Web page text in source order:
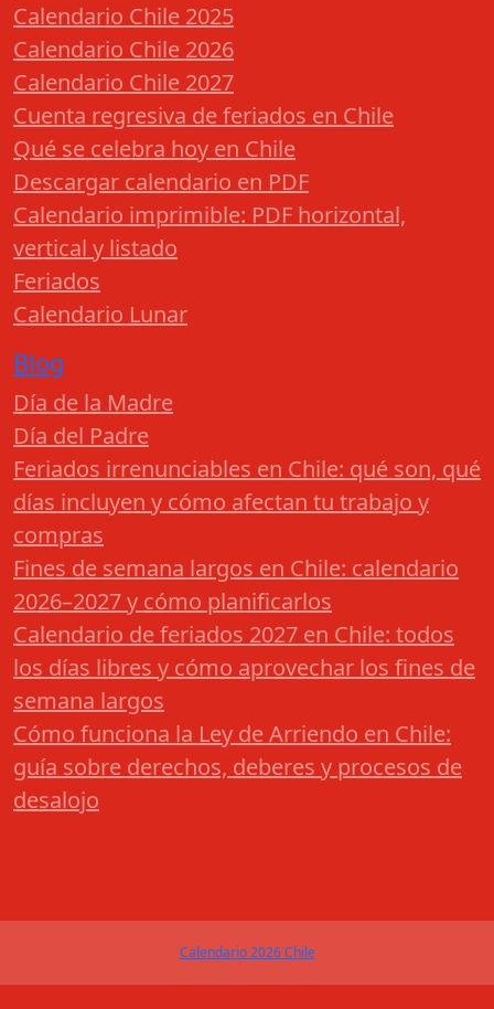
Calendario Chile 2025
Calendario Chile 2026
Calendario Chile 2027
Cuenta regresiva de feriados en Chile
Qué se celebra hoy en Chile
Descargar calendario en PDF
Calendario imprimible: PDF horizontal,
vertical y listado
Feriados
Calendario Lunar
Blog
Día de la Madre
Día del Padre
Feriados irrenunciables en Chile: qué son, qué
días incluyen y cómo afectan tu trabajo y
compras
Fines de semana largos en Chile: calendario
2026–2027 y cómo planificarlos
Calendario de feriados 2027 en Chile: todos
los días libres y cómo aprovechar los fines de
semana largos
Cómo funciona la Ley de Arriendo en Chile:
guía sobre derechos, deberes y procesos de
desalojo
Calendario 2026 Chile